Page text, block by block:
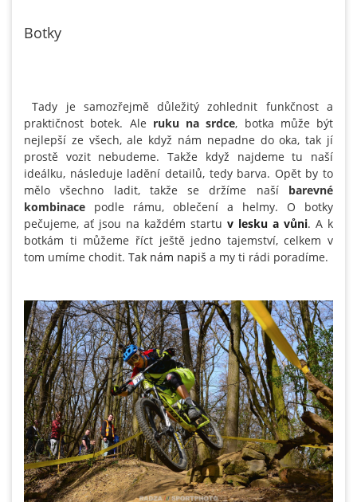
Botky
Tady je samozřejmě důležitý zohlednit funkčnost a
praktičnost botek. Ale ruku na srdce, botka může být
nejlepší ze všech, ale když nám nepadne do oka, tak jí
prostě vozit nebudeme. Takže když najdeme tu naší
ideálku, následuje ladění detailů, tedy barva. Opět by to
mělo všechno ladit, takže se držíme naší barevné
kombinace podle rámu, oblečení a helmy. O botky
pečujeme, ať jsou na každém startu v lesku a vůni. A k
botkám ti můžeme říct ještě jedno tajemství, celkem v
tom umíme chodit. Tak nám napiš a my ti rádi poradíme.